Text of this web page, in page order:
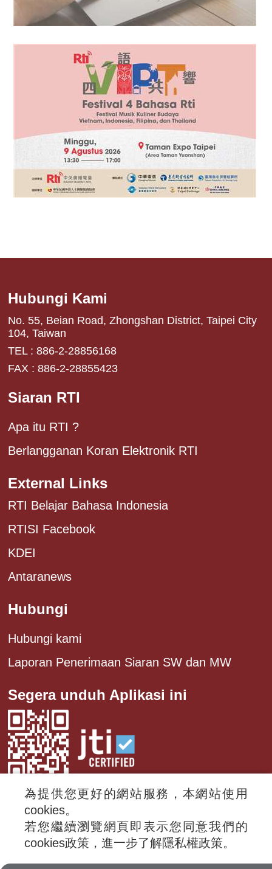
Hubungi Kami
No. 55, Beian Road, Zhongshan District, Taipei City
104, Taiwan
TEL : 886-2-28856168
FAX : 886-2-28855423
Siaran RTI
Apa itu RTI ?
Berlangganan Koran Elektronik RTI
External Links
RTI Belajar Bahasa Indonesia
RTISI Facebook
KDEI
Antaranews
Hubungi
Hubungi kami
Laporan Penerimaan Siaran SW dan MW
Segera unduh Aplikasi ini
© 2024 RTI (Radio Taiwan International).
All rights reserved.
為提供您更好的網站服務，本網站使用
cookies。
若您繼續瀏覽網頁即表示您同意我們的
cookies政策，進一步了解隱私權政策。